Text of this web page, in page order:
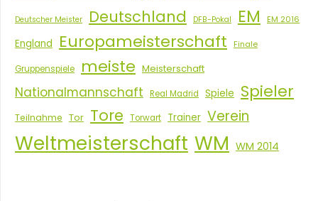
Deutscher Meister Deutschland DFB-Pokal EM EM 2016
England Europameisterschaft Finale
Gruppenspiele meiste Meisterschaft
Nationalmannschaft Real Madrid Spiele Spieler
Teilnahme Tor Tore Torwart Trainer Verein
Weltmeisterschaft WM WM 2014